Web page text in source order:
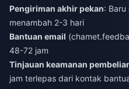
Pengiriman akhir pekan: Baru
menambah 2-3 hari
Bantuan email (
48-72 jam
Tinjauan keamanan
jam terlepas dari kontak